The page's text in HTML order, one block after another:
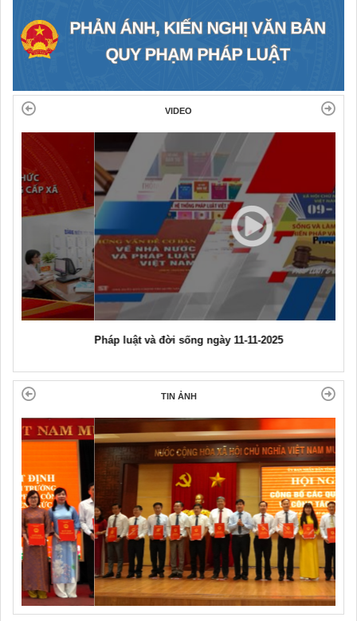
VIDEO
Pháp luật và đời sống ngày 11-11-2025
TIN ẢNH